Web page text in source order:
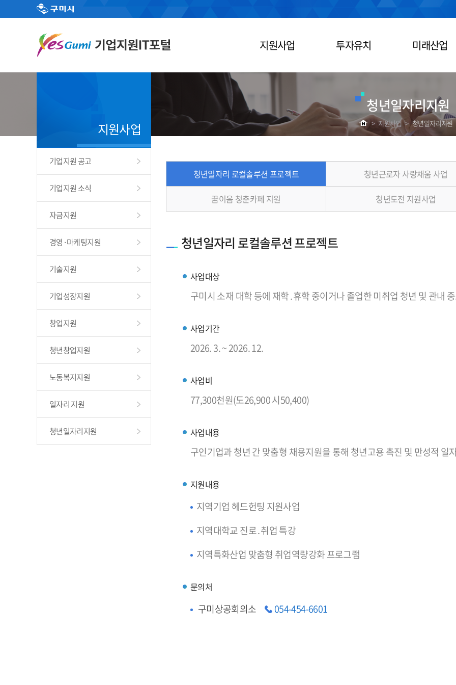
지원사업 투자유치 미래산업
청년일자리지원
> 지원사업 > 청년일자리지원
지원사업
기업지원 공고
기업지원 소식
자금지원
경영·마케팅지원
기술지원
기업성장지원
창업지원
청년창업지원
노동복지지원
일자리 지원
청년일자리지원
청년일자리 로컬솔루션 프로젝트 청년근로자 사랑채움 사업
꿈이음 청춘카페 지원 청년도전 지원사업
청년일자리 로컬솔루션 프로젝트
사업대상
구미시 소재 대학 등에 재학․휴학 중이거나 졸업한 미취업 청년 및 관내
사업기간
2026. 3. ~ 2026. 12.
사업비
77,300천원(도26,900 시50,400)
사업내용
구인기업과 청년 간 맞춤형 채용지원을 통해 청년고용 촉진 및 만성적 일
지원내용
지역기업 헤드헌팅 지원사업
지역대학교 진로․취업 특강
지역특화산업 맞춤형 취업역량강화 프로그램
문의처
구미상공회의소 054-454-6601